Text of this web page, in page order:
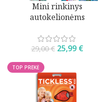
Mini rinkinys
autokelionėms
29,00€ 25,99 €
TOP PREKĖ